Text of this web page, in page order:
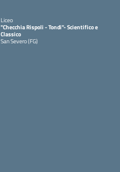
Liceo
"Checchia Rispoli - Tondi"- Scientifico e
Classico
San Severo (FG)